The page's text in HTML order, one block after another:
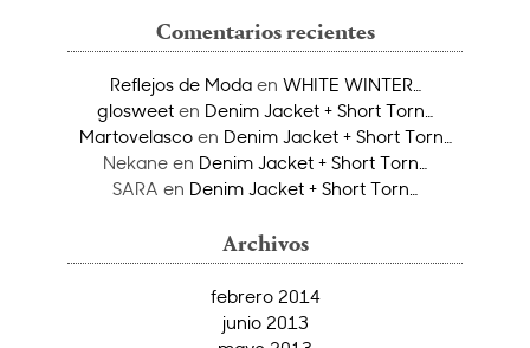
Comentarios recientes
Reflejos de Modaen WHITE WINTER…
glosweet en Denim Jacket + Short Torn…
Martovelascoen Denim Jacket + Short Torn…
Nekane en Denim Jacket + Short Torn…
SARA en Denim Jacket + Short Torn…
Archivos
febrero 2014
junio 2013